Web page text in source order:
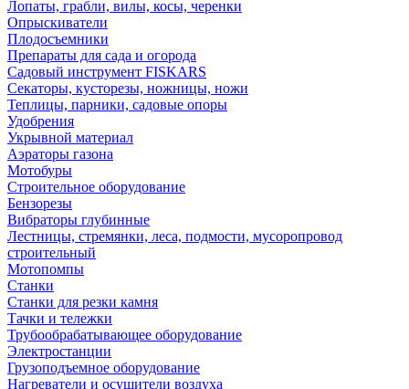
Лопаты, грабли, вилы, косы, черенки
Опрыскиватели
Плодосъемники
Препараты для сада и огорода
Садовый инструмент FISKARS
Секаторы, кусторезы, ножницы, ножи
Теплицы, парники, садовые опоры
Удобрения
Укрывной материал
Аэраторы газона
Мотобуры
Строительное оборудование
Бензорезы
Вибраторы глубинные
Лестницы, стремянки, леса, подмости, мусоропровод
строительный
Мотопомпы
Станки
Станки для резки камня
Тачки и тележки
Трубообрабатывающее оборудование
Электростанции
Грузоподъемное оборудование
Нагреватели и осушители воздуха